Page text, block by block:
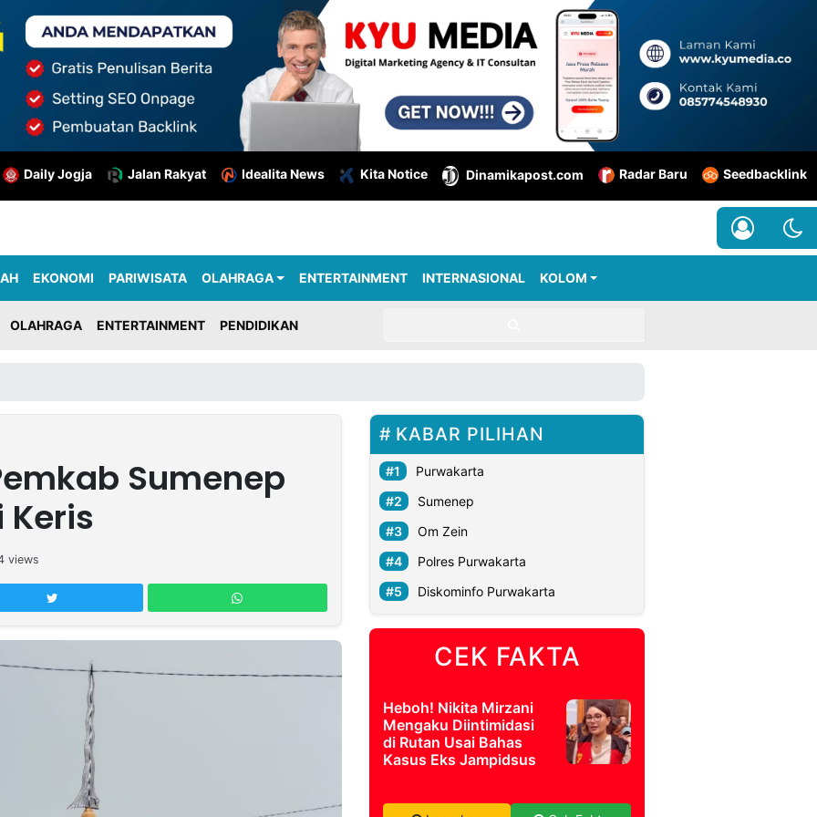
Daily Jogja Jalan Rakyat Idealita News Kita Notice Dinamikapost.com Radar Baru Seedbacklink
EKONOMI PARIWISATA OLAHRAGA ENTERTAINMENT INTERNASIONAL KOLOM
OLAHRAGA ENTERTAINMENT PENDIDIKAN
Sumenep
Keris
views
KABAR PILIHAN
Purwakarta
Sumenep
Om Zein
Polres Purwakarta
Diskominfo Purwakarta
CEK FAKTA
Heboh! Nikita Mirzani
Mengaku Diintimidasi
di Rutan Usai Bahas
Kasus Eks Jampidsus